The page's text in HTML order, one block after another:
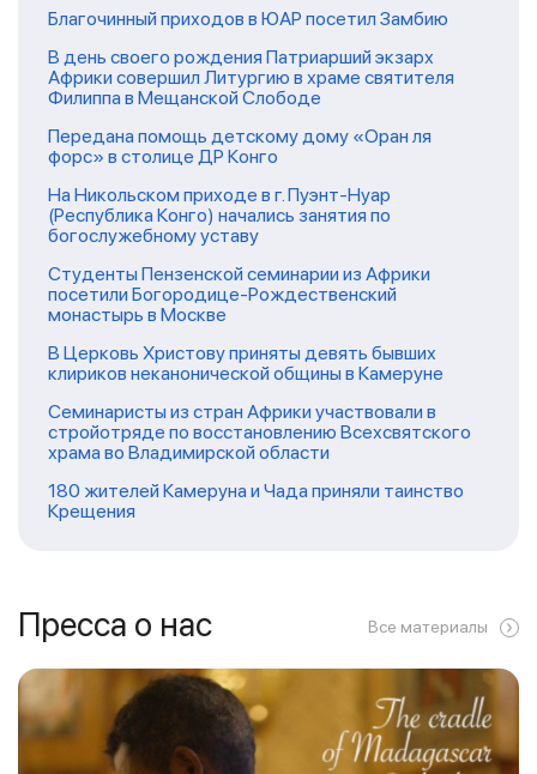
Благочинный приходов в ЮАР посетил Замбию
В день своего рождения Патриарший экзарх
Африки совершил Литургию в храме святителя
Филиппа в Мещанской Слободе
Передана помощь детскому дому «Оран ля
форс» в столице ДР Конго
На Никольском приходе в г. Пуэнт-Нуар
(Республика Конго) начались занятия по
богослужебному уставу
Студенты Пензенской семинарии из Африки
посетили Богородице-Рождественский
монастырь в Москве
В Церковь Христову приняты девять бывших
клириков неканонической общины в Камеруне
Семинаристы из стран Африки участвовали в
стройотряде по восстановлению Всехсвятского
храма во Владимирской области
180 жителей Камеруна и Чада приняли таинство
Крещения
Пресса о нас Все материалы